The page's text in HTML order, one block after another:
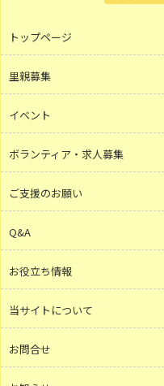
トップページ
里親募集
イベント
ボランティア・求人募集
ご支援のお願い
Q&A
お役立ち情報
当サイトについて
お問合せ